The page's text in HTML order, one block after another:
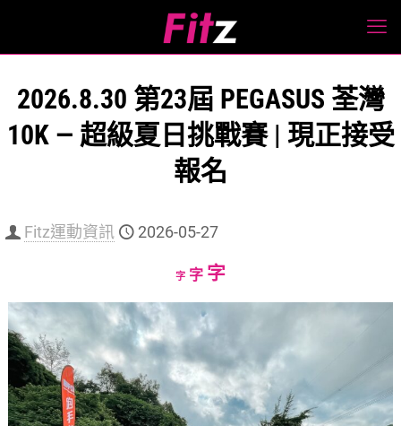
2026.8.30 第23屆 PEGASUS 荃灣
10K — 超級夏日挑戰賽 | 現正接受
報名
Fitz運動資訊 2026-05-27
字Decrease
size.
字Reset
size.
字Increase